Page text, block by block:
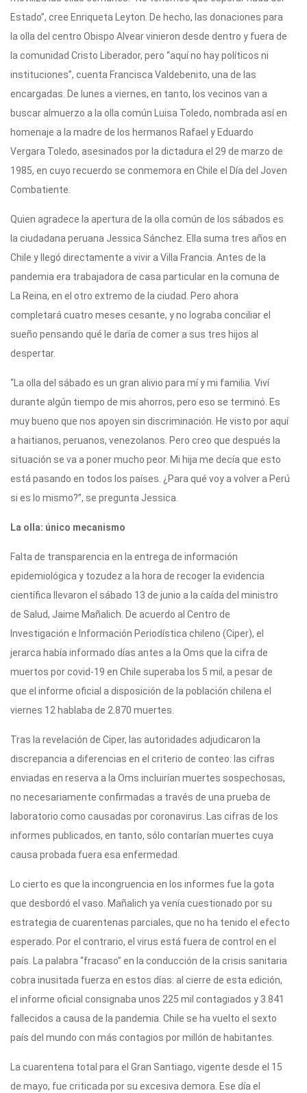
Estado”, cree Enriqueta Leyton. De hecho, las donaciones para
la olla del centro Obispo Alvear vinieron desde dentro y fuera de
la comunidad Cristo Liberador, pero “aquí no hay políticos ni
instituciones”, cuenta Francisca Valdebenito, una de las
encargadas. De lunes a viernes, en tanto, los vecinos van a
buscar almuerzo a la olla común Luisa Toledo, nombrada así en
homenaje a la madre de los hermanos Rafael y Eduardo
Vergara Toledo, asesinados por la dictadura el 29 de marzo de
1985, en cuyo recuerdo se conmemora en Chile el Día del Joven
Combatiente.
Quien agradece la apertura de la olla común de los sábados es
la ciudadana peruana Jessica Sánchez. Ella suma tres años en
Chile y llegó directamente a vivir a Villa Francia. Antes de la
pandemia era trabajadora de casa particular en la comuna de
La Reina, en el otro extremo de la ciudad. Pero ahora
completará cuatro meses cesante, y no lograba conciliar el
sueño pensando qué le daría de comer a sus tres hijos al
despertar.
“La olla del sábado es un gran alivio para mí y mi familia. Viví
durante algún tiempo de mis ahorros, pero eso se terminó. Es
muy bueno que nos apoyen sin discriminación. He visto por aquí
a haitianos, peruanos, venezolanos. Pero creo que después la
situación se va a poner mucho peor. Mi hija me decía que esto
está pasando en todos los países. ¿Para qué voy a volver a Perú
si es lo mismo?”, se pregunta Jessica.
La olla: único mecanismo
Falta de transparencia en la entrega de información
epidemiológica y tozudez a la hora de recoger la evidencia
científica llevaron el sábado 13 de junio a la caída del ministro
de Salud, Jaime Mañalich. De acuerdo al Centro de
Investigación e Información Periodística chileno (Ciper), el
jerarca había informado días antes a la Oms que la cifra de
muertos por covid-19 en Chile superaba los 5 mil, a pesar de
que el informe oficial a disposición de la población chilena el
viernes 12 hablaba de 2.870 muertes.
Tras la revelación de Ciper, las autoridades adjudicaron la
discrepancia a diferencias en el criterio de conteo: las cifras
enviadas en reserva a la Oms incluirían muertes sospechosas,
no necesariamente confirmadas a través de una prueba de
laboratorio como causadas por coronavirus. Las cifras de los
informes publicados, en tanto, sólo contarían muertes cuya
causa probada fuera esa enfermedad.
Lo cierto es que la incongruencia en los informes fue la gota
que desbordó el vaso. Mañalich ya venía cuestionado por su
estrategia de cuarentenas parciales, que no ha tenido el efecto
esperado. Por el contrario, el virus está fuera de control en el
país. La palabra “fracaso” en la conducción de la crisis sanitaria
cobra inusitada fuerza en estos días: al cierre de esta edición,
el informe oficial consignaba unos 225 mil contagiados y 3.841
fallecidos a causa de la pandemia. Chile se ha vuelto el sexto
país del mundo con más contagios por millón de habitantes.
La cuarentena total para el Gran Santiago, vigente desde el 15
de mayo, fue criticada por su excesiva demora. Ese día el